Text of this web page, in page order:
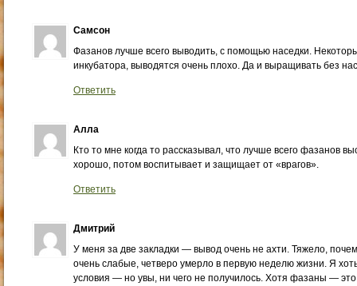
Самсон
Фазанов лучше всего выводить, с помощью наседки.
инкубатора, выводятся очень плохо. Да и выращивать без
Ответить
Алла
Кто то мне когда то рассказывал, что лучше всего фазанов
хорошо, потом воспитывает и защищает от «врагов».
Ответить
Дмитрий
У меня за две закладки — вывод очень не ахти. Тяжело,
очень слабые, четверо умерло в первую неделю жизни. Я
условия — но увы, ни чего не получилось. Хотя фазаны —